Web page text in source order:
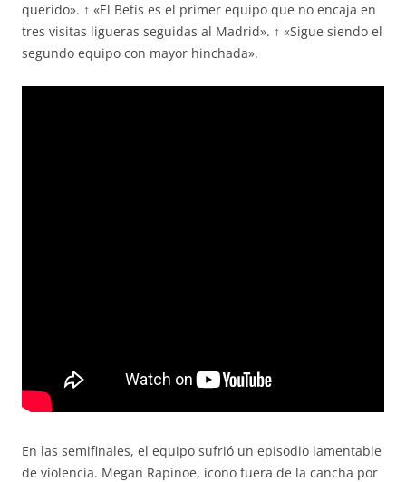
querido». ↑ «El Betis es el primer equipo que no encaja en
tres visitas ligueras seguidas al Madrid». ↑ «Sigue siendo el
segundo equipo con mayor hinchada».
En las semifinales, el equipo sufrió un episodio lamentable
de violencia. Megan Rapinoe, icono fuera de la cancha por